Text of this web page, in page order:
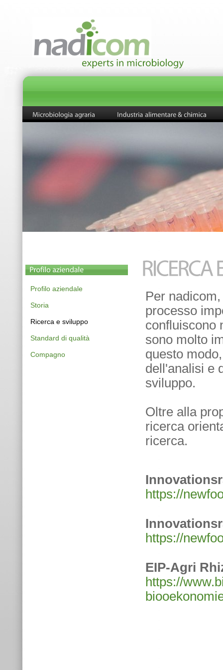
Profilo aziendale
Storia
Ricerca e sviluppo
Standard di qualità
Compagno
Per
processo
confluiscono
sono molto
questo
dell'analisi e
sviluppo.
Oltre alla
ricerca
ricerca.
https://
https://
EIP-Agri
https://